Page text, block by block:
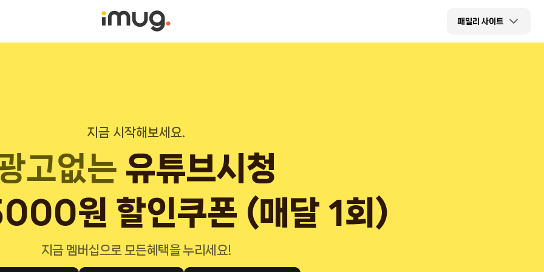
패밀리 사이트
지금 시작해보세요.
고없는 유튜브시청
마파크무료입장(매달1회)
원 할인쿠폰 (매달 1회)
지금 멤버십으로 모든혜택을 누리세요!